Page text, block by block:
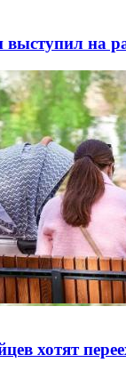
на
хотят